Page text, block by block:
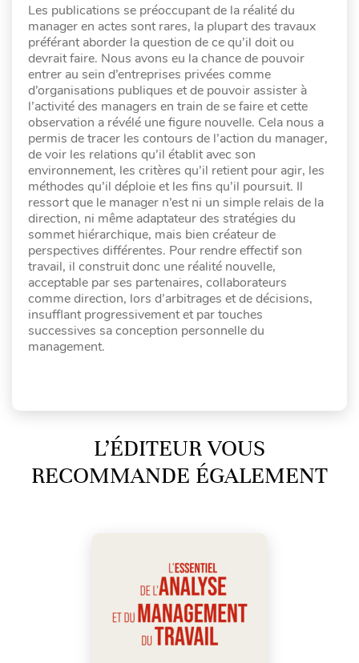
Les publications se préoccupant de la réalité du
manager en actes sont rares, la plupart des travaux
préférant aborder la question de ce qu’il doit ou
devrait faire. Nous avons eu la chance de pouvoir
entrer au sein d’entreprises privées comme
d’organisations publiques et de pouvoir assister à
l’activité des managers en train de se faire et cette
observation a révélé une figure nouvelle. Cela nous a
permis de tracer les contours de l’action du manager,
de voir les relations qu’il établit avec son
environnement, les critères qu’il retient pour agir, les
méthodes qu’il déploie et les fins qu’il poursuit. Il
ressort que le manager n’est ni un simple relais de la
direction, ni même adaptateur des stratégies du
sommet hiérarchique, mais bien créateur de
perspectives différentes. Pour rendre effectif son
travail, il construit donc une réalité nouvelle,
acceptable par ses partenaires, collaborateurs
comme direction, lors d’arbitrages et de décisions,
insufflant progressivement et par touches
successives sa conception personnelle du
management.
L’ÉDITEUR VOUS
RECOMMANDE ÉGALEMENT